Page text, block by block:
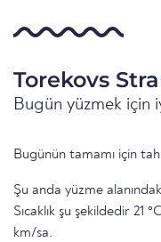
Torekovs
Bugün yüzmek için
Bugünün tamamı için
Şu anda yüzme
Sıcaklık şu şekildedir 21
km/sa.